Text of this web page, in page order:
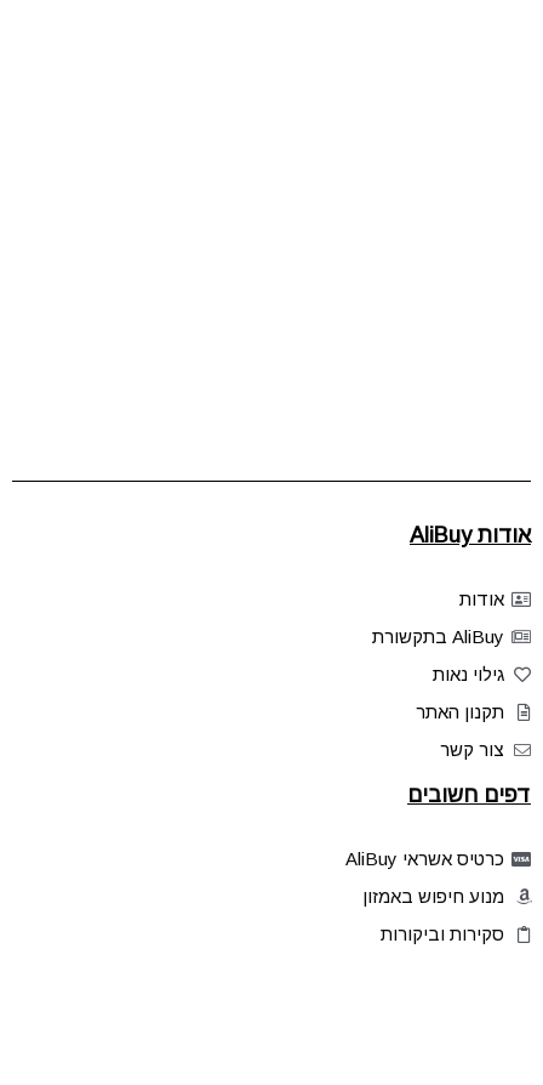
אודות AliBuy
אודות
AliBuy בתקשורת
גילוי נאות
תקנון האתר
צור קשר
דפים חשובים
כרטיס אשראי AliBuy
מנוע חיפוש באמזון
סקירות וביקורות